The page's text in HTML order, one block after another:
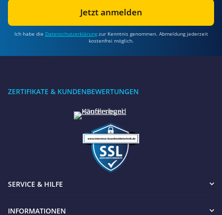
Jetzt anmelden
Ich habe die Datenschutzerklärungzur Kenntnis genommen. Abmeldung jederzeit
kostenfrei möglich.
ZERTIFIKATE & KUNDENBEWERTUNGEN
SERVICE & HILFE
INFORMATIONEN